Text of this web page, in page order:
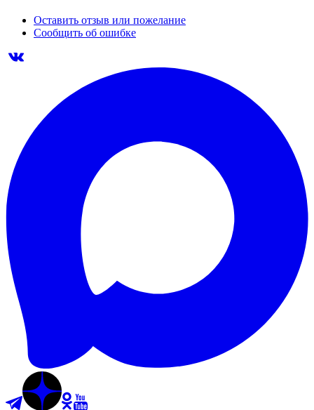
Оставить отзыв или пожелание
Сообщить об ошибке